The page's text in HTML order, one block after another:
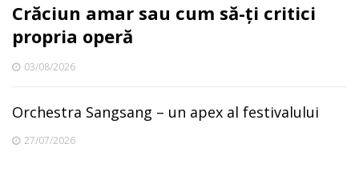
Crăciun amar sau cum să-ți critici
propria operă
03/08/2026
Orchestra Sangsang – un apex al festivalului
27/07/2026